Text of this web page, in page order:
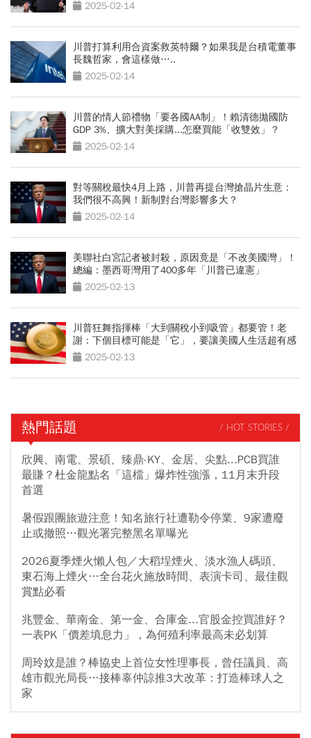
2025-02-14
川普打算利用合資案救英特爾？如果我是台積電董事
長魏哲家，會這樣做…..
2025-02-14
川普的情人節禮物「要各國AA制」！賴清德拋國防
GDP 3%、擴大對美採購...怎麼買能「收雙效」？
2025-02-14
對等關稅最快4月上路，川普再提台灣搶晶片生意：
我們很不高興！新制對台灣影響多大？
2025-02-14
美聯社白宮記者被封殺，原因竟是「不改美國灣」！
總編：墨西哥灣用了400多年「川普已違憲」
2025-02-13
川普狂舞指揮棒「大到關稅小到吸管」都要管！老
謝：下個目標可能是「它」，要讓美國人生活超有感
2025-02-13
熱門話題 / HOT STORIES /
欣興、南電、景碩、臻鼎-KY、金居、尖點...PCB買誰
最賺？杜金龍點名「這檔」爆炸性強漲，11月末升段
首選
暑假跟團旅遊注意！知名旅行社遭勒令停業、9家遭廢
止或撤照…觀光署完整黑名單曝光
2026夏季煙火懶人包／大稻埕煙火、淡水漁人碼頭、
東石海上煙火…全台花火施放時間、表演卡司、最佳觀
賞點必看
兆豐金、華南金、第一金、合庫金...官股金控買誰好？
一表PK「價差填息力」，為何殖利率最高未必划算
周玲妏是誰？棒協史上首位女性理事長，曾任議員、高
雄市觀光局長…接棒辜仲諒推3大改革：打造棒球人之
家